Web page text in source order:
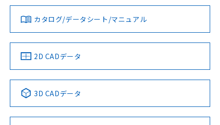
ダウンロードデータをご利用いただく前に、以下を必ずお読
みください。
ソフトウェアの使用条件
対応済み
中国 RoHS 注意事項・凡例
Pb Hg Cd Cr(VI)
LR型式承認
（イギリス
船舶規格）
DNV型式承認
（ノルウェー
BV型式承認
（フランス
KR型式
（韓国
No No No No
この製品の規格認証/適合状況ページへ
その他の認証はこちらのページからご検索ください
カタログ/データシート/マニュアル
2D CADデータ
3D CADデータ